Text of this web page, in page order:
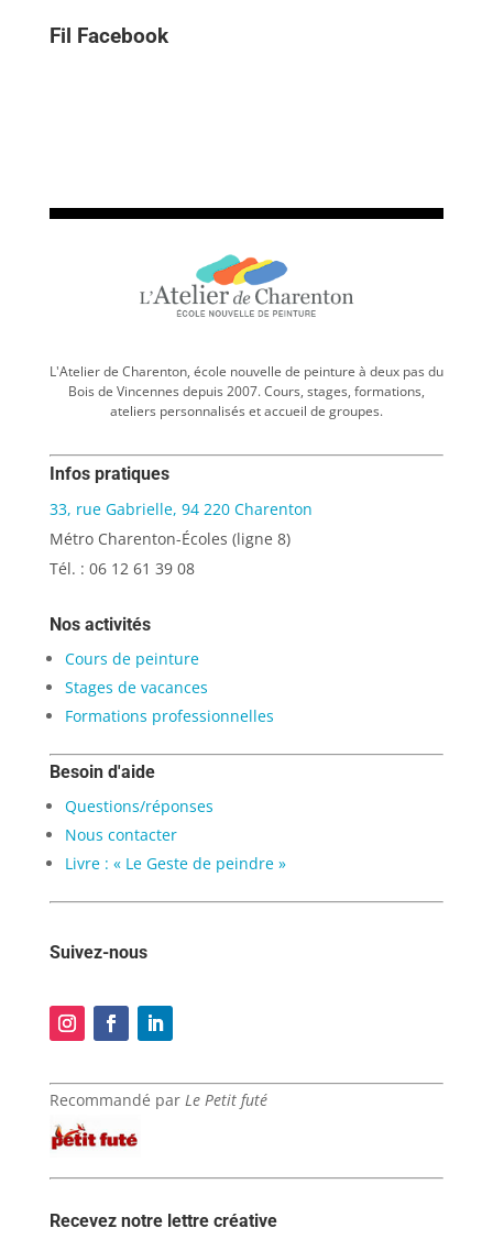
Fil Facebook
L'Atelier de Charenton, école nouvelle de peinture à deux pas du
Bois de Vincennes depuis 2007. Cours, stages, formations,
ateliers personnalisés et accueil de groupes.
Infos pratiques
33, rue Gabrielle, 94 220 Charenton
Métro Charenton-Écoles (ligne 8)
Tél. : 06 12 61 39 08
Nos activités
Cours de peinture
Stages de vacances
Formations professionnelles
Besoin d'aide
Questions/réponses
Nous contacter
Livre : « Le Geste de peindre »
Suivez-nous
Recommandé par Le Petit futé
Recevez notre lettre créative